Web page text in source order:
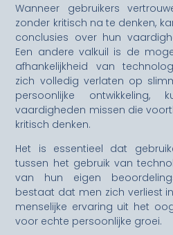
Wanneer gebruikers
zonder kritisch na te denken,
conclusies over hun
Een andere valkuil is de
afhankelijkheid van
zich volledig verlaten op
persoonlijke ontwikkeling,
vaardigheden missen die
kritisch denken.
Het is essentieel dat
tussen het gebruik van
van hun eigen
bestaat dat men zich verliest
menselijke ervaring uit het
voor echte persoonlijke groei.